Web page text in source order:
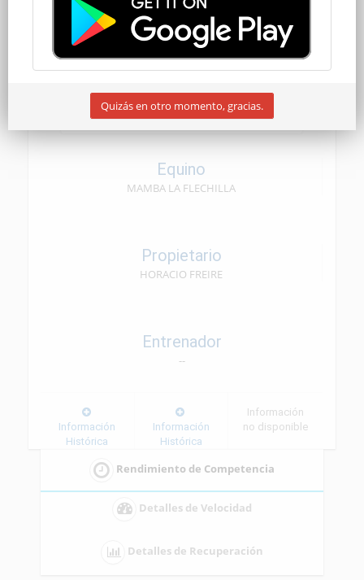
50 kms
CEN SENIOR
09/05/2026
Equino
MAMBA LA FLECHILLA
Propietario
HORACIO FREIRE
Entrenador
--
Información
Histórica
Información
Histórica
Información
no disponible
Rendimiento de Competencia
Detalles de Velocidad
Detalles de Recuperación
Quizás en otro momento, gracias.